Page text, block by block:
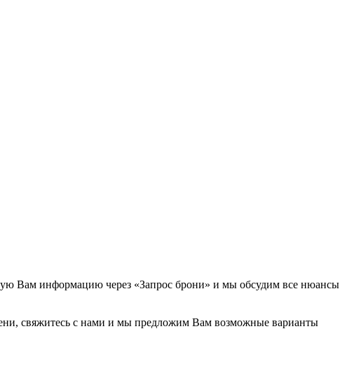
Вам информацию через «Запрос брони» и мы обсудим все нюансы
свяжитесь с нами и мы предложим Вам возможные варианты